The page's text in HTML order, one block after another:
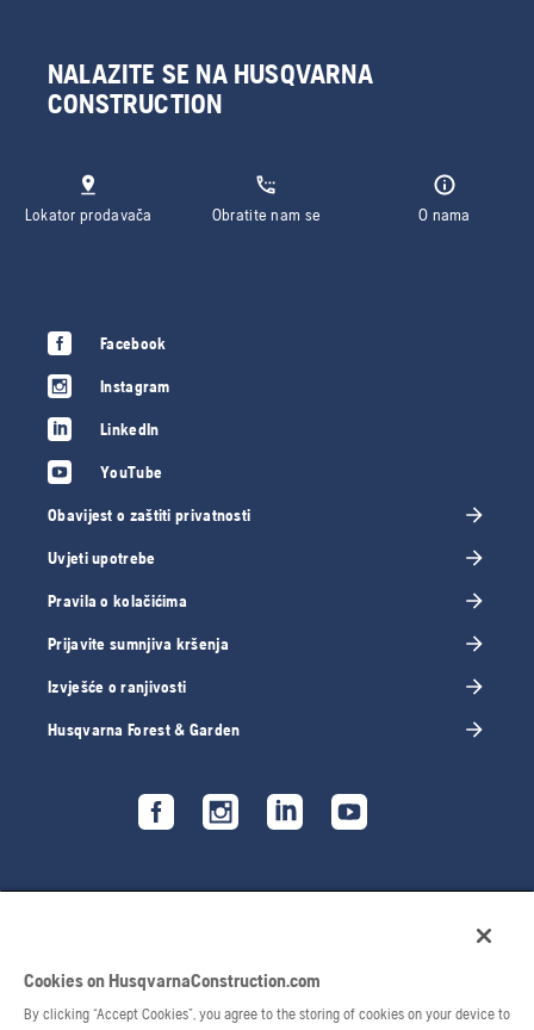
NALAZITE SE NA HUSQVARNA
CONSTRUCTION
Lokator prodavača Obratite nam se O nama
Facebook
Instagram
LinkedIn
YouTube
Obavijest o zaštiti privatnosti
Uvjeti upotrebe
Pravila o kolačićima
Prijavite sumnjiva kršenja
Izvješće o ranjivosti
Husqvarna Forest & Garden
Cookies on HusqvarnaConstruction.com
By clicking “Accept Cookies”, you agree to the storing of cookies on your device to